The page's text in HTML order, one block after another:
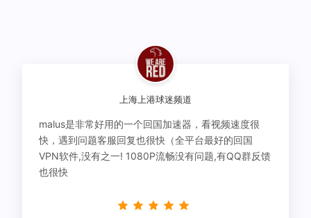
上海上港球迷频道
malus是非常好用的一个回国加速器，看视频速度很
快，遇到问题客服回复也很快（全平台最好的回国
VPN软件,没有之一! 1080P流畅没有问题,有QQ群反馈
也很快